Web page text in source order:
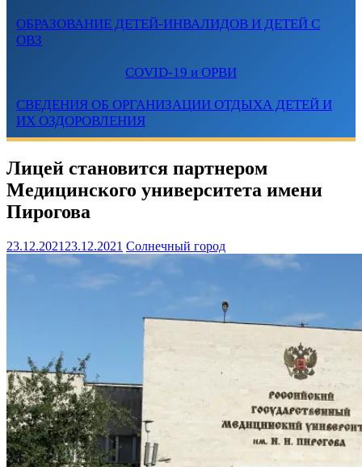
ОБРАЗОВАНИЕ ДЕТЕЙ-ИНВАЛИДОВ И ДЕТЕЙ С
ОВЗ
COVID-19 и ОРВИ
СВЕДЕНИЯ ОБ ОРГАНИЗАЦИИ ОТДЫХА ДЕТЕЙ И
ИХ ОЗДОРОВЛЕНИЯ
Лицей становится партнером
Медицинского университета имени
Пирогова
23.12.2021 23.12.2021 Солнечный город